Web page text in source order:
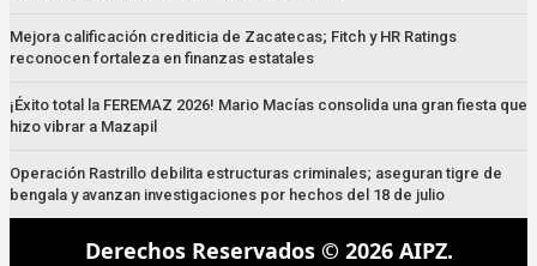
Mejora calificación crediticia de Zacatecas; Fitch y HR Ratings
reconocen fortaleza en finanzas estatales
¡Éxito total la FEREMAZ 2026! Mario Macías consolida una gran fiesta que
hizo vibrar a Mazapil
Operación Rastrillo debilita estructuras criminales; aseguran tigre de
bengala y avanzan investigaciones por hechos del 18 de julio
Derechos Reservados © 2026 AIPZ.